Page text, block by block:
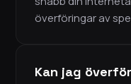
överföringar av
Kan jag